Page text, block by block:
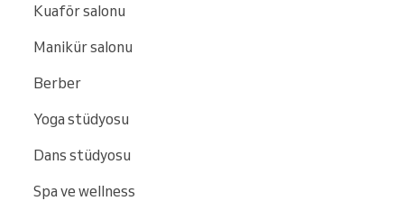
Kuaför salonu
Manikür salonu
Berber
Yoga stüdyosu
Dans stüdyosu
Spa ve wellness